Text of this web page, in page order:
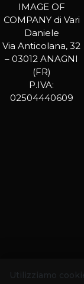
IMAGE OF
COMPANY di Vari
Daniele
Via Anticolana, 32
– 03012 ANAGNI
(FR)
P.IVA:
02504440609
Utilizziamo